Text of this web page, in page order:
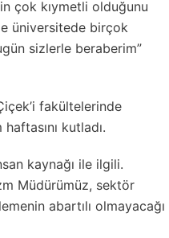
çok kıymetli olduğunu
üniversitede birçok
sizlerle beraberim”
fakültelerinde
kutladı.
kaynağı ile ilgili.
Müdürümüz, sektör
abartılı olmayacağı